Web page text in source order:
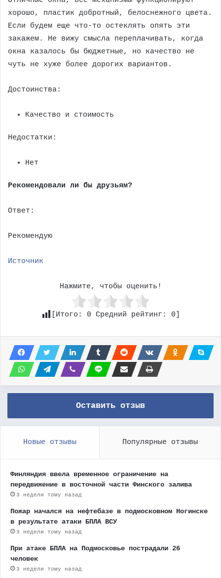
хорошо, пластик добротный, белоснежного цвета.
Если будем еще что-то остеклять опять эти
закажем. Не вижу смысла переплачивать, когда
окна казалось бы бюджетные, но качество не
чуть не хуже более дорогих вариантов.
Достоинства:
Качество и стоимость
Недостатки:
Нет
Рекомендовали ли бы друзьям?
Ответ:
Рекомендую
Источник
Нажмите, чтобы оценить!
[Итого: 0 Средний рейтинг: 0
Оставить отзыв
Новые отзывы Популярные отзывы
Финляндия ввела временное ограничение на
передвижение в восточной части Финского залива
3 недели тому назад
Пожар начался на нефтебазе в подмосковном Ногинске
в результате атаки БПЛА ВСУ
3 недели тому назад
При атаке БПЛА на Подмосковье пострадали 26
человек
3 недели тому назад